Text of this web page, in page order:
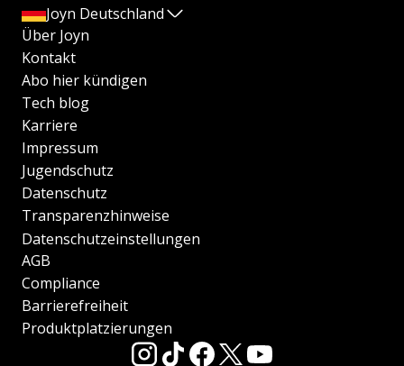
Joyn Deutschland
Über Joyn
Kontakt
Abo hier kündigen
Tech blog
Karriere
Impressum
Jugendschutz
Datenschutz
Transparenzhinweise
Datenschutzeinstellungen
AGB
Compliance
Barrierefreiheit
Produktplatzierungen